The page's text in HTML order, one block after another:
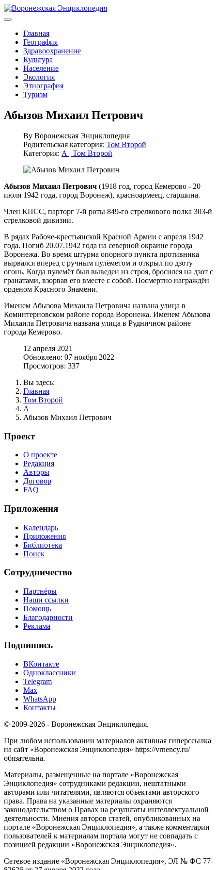
Главная
География
Здравоохранение
Культура
Население
Экология
Этнография
Туризм
Абызов Михаил Петрович
By Воронежская Энциклопедия
Родительская категория: Том Второй
Категория: А | Том Второй
Абызов Михаил Петрович (1918 год, город Кемерово - 20
июля 1942 года, город Воронеж), красноармеец, старшина.
Член КПСС, парторг 7-й роты 849-го стрелкового полка 303-й
стрелковой дивизии.
В рядах Рабоче-крестьянской Красной Армии с апреля 1942
года. Погиб 20.07.1942 года на северной окраине города
Воронежа. Во время штурма опорного пункта противника
вырвался вперед с ручным пулёметом и открыл по дзоту
огонь. Когда пулемёт был выведен из строя, бросился на дзот с
гранатами, взорвав его вместе с собой. Посмертно награждён
орденом Красного Знамени.
Именем Абызова Михаила Петровича названа улица в
Коминтерновском районе города Воронежа. Именем Абызова
Михаила Петровича названа улица в Рудничном районе
города Кемерово.
12 апреля 2021
Обновлено: 07 ноября 2022
Просмотров: 337
Вы здесь:
Главная
Том Второй
А
Абызов Михаил Петрович
Проект
О проекте
Редакция
Авторы
Договор
FAQ
Приложения
Календарь
Приложения
Библиотека
Поиск
Сотрудничество
Партнёры
Наши ссылки
Помощь
Благодарности
Реклама
Подпишись
ВКонтакте
Одноклассники
Telegram
Max
WhatsApp
Контакты
© 2009-2026 - Воронежская Энциклопедия.
При любом использовании материалов активная гиперссылка
на сайт «Воронежская Энциклопедия» https://vrnency.ru/
обязательна.
Материалы, размещенные на портале «Воронежская
Энциклопедия» сотрудниками редакции, нештатными
авторами или читателями, являются объектами авторского
права. Права на указанные материалы охраняются
законодательством о Правах на результаты интеллектуальной
деятельности. Мнения авторов статей, опубликованных на
портале «Воронежская Энциклопедия», а также комментарии
пользователей к материалам портала могут не совпадать с
позицией редакции «Воронежская Энциклопедия».
Сетевое издание «Воронежская Энциклопедия», ЭЛ № ФС 77-